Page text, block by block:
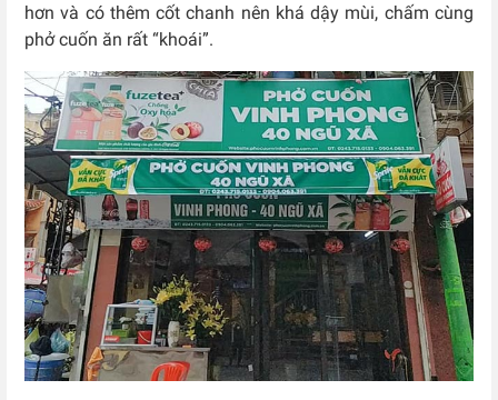
hơn và có thêm cốt chanh nên khá dậy mùi, chấm cùng
phở cuốn ăn rất “khoái”.